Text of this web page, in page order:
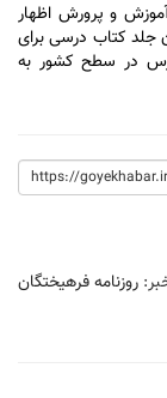
و پرورش اظهار
۱۴۰۵ ـ ۱۴۰۴ بیش از ۱۵۸ میلیون جلد کتاب درسی برای
مدارس در سطح کشور به
روزنامه فرهیختگان